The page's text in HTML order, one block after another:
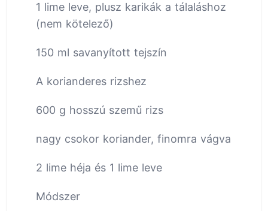
1 lime leve, plusz karikák a tálaláshoz
(nem kötelező)
150 ml savanyított tejszín
A korianderes rizshez
600 g hosszú szemű rizs
nagy csokor koriander, finomra vágva
2 lime héja és 1 lime leve
Módszer